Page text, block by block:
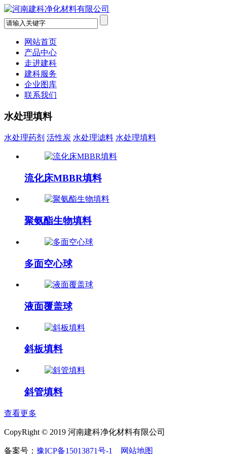
网站首页
产品中心
走进建科
建科服务
企业图库
联系我们
水处理填料
水处理药剂 活性炭 水处理滤料 水处理填料
流化床MBBR填料
聚氨酯生物填料
多面空心球
液面覆盖球
斜板填料
斜管填料
查看更多
CopyRight © 2019 河南建科净化材料有限公司
备案号： 豫ICP备15013871号-1 网站地图